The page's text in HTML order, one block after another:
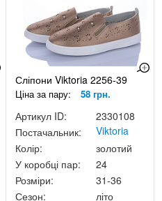
Сліпони Viktoria 2256-39
Ціна за пару: 58 грн.
Артикул ID:
2330108
Постачальник:
Viktoria
Колір:
золотий
У коробці пар:
24
Розміри:
31-36
Сезон:
літо